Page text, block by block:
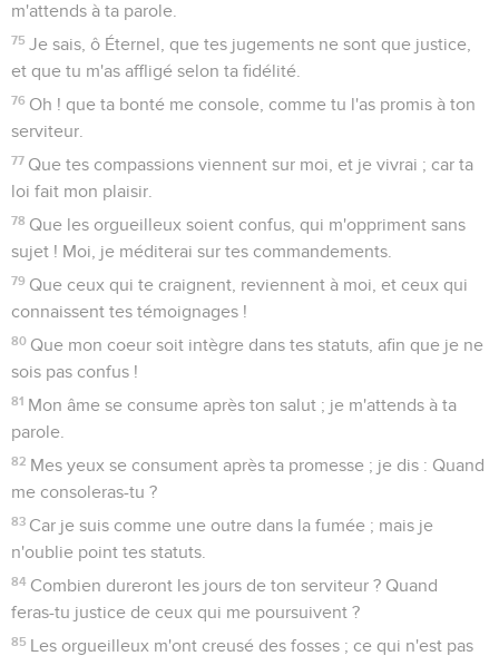
m'attends à ta parole.
75 Je sais, ô Éternel, que tes jugements ne sont que justice,
et que tu m'as affligé selon ta fidélité.
76 Oh ! que ta bonté me console, comme tu l'as promis à ton
serviteur.
77 Que tes compassions viennent sur moi, et je vivrai ; car ta
loi fait mon plaisir.
78 Que les orgueilleux soient confus, qui m'oppriment sans
sujet ! Moi, je méditerai sur tes commandements.
79 Que ceux qui te craignent, reviennent à moi, et ceux qui
connaissent tes témoignages !
80 Que mon coeur soit intègre dans tes statuts, afin que je ne
sois pas confus !
81 Mon âme se consume après ton salut ; je m'attends à ta
parole.
82 Mes yeux se consument après ta promesse ; je dis : Quand
me consoleras-tu ?
83 Car je suis comme une outre dans la fumée ; mais je
n'oublie point tes statuts.
84 Combien dureront les jours de ton serviteur ? Quand
feras-tu justice de ceux qui me poursuivent ?
85 Les orgueilleux m'ont creusé des fosses ; ce qui n'est pas